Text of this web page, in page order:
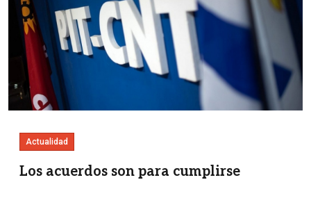
Actualidad
Los acuerdos son para cumplirse